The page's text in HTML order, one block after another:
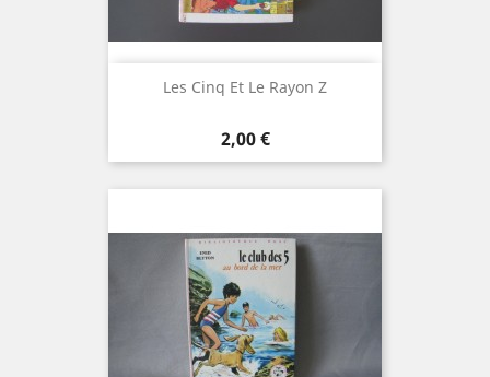
Les Cinq Et Le Rayon Z
Prix
2,00 €